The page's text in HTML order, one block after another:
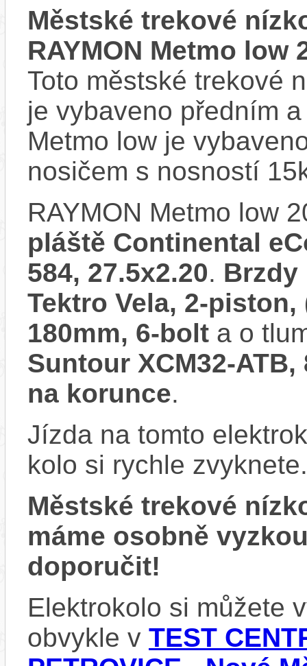
Městské trekové
RAYMON Metmo low
Toto městské trekové
je vybaveno předním
Metmo low je
nosičem s nosností
RAYMON Metmo low
pláště Continental
584, 27.5x2.20. Brzdy
Tektro Vela, 2-piston,
180mm, 6-bolt a o
Suntour XCM32-
na korunce.
Jízda na tomto
kolo si rychle zvyknete.
Městské trekové
máme osobně
doporučit!
Elektrokolo si můžete
obvykle v TEST